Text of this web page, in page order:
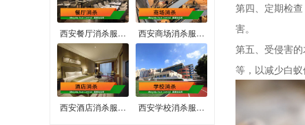
西安餐厅消杀服… 西安商场消杀服…
西安酒店消杀服… 西安学校消杀服…
第四、定期检
害。
第五、受侵害
等，以减少白蚁